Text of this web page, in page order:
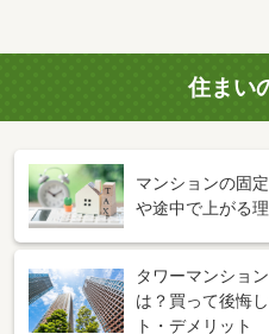
住まい
マンションの固
や途中で上がる
タワーマンショ
は？買って後悔
ト・デメリット